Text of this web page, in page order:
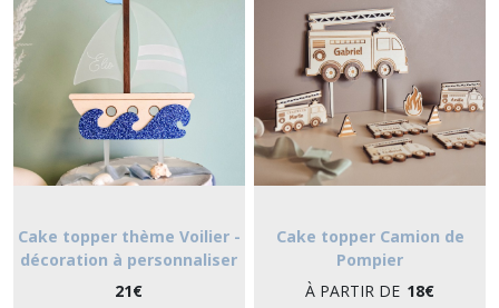
Cake topper thème Voilier -
décoration à personnaliser
pour gâteau anniversaire
21€
Cake topper Camion de
Pompier
À PARTIR DE 18€